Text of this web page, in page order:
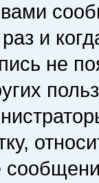
вами
и
не